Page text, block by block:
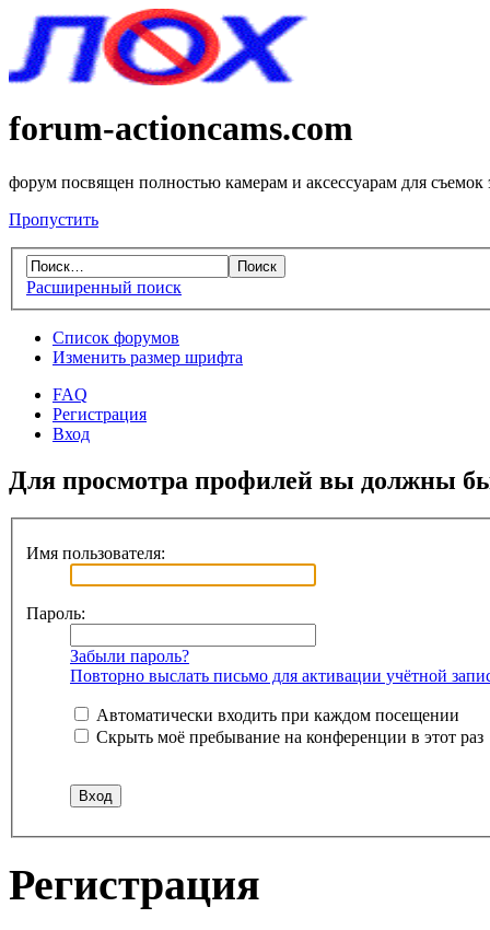
forum-actioncams.com
форум посвящен полностью камерам и аксессуарам для съемок
Пропустить
Расширенный поиск
Список форумов
Изменить размер шрифта
FAQ
Регистрация
Вход
Для просмотра профилей вы должны
Имя пользователя:
Пароль:
Забыли пароль?
Повторно выслать письмо для активации учётной
Автоматически входить при каждом посещении
Скрыть моё пребывание на конференции в этот раз
Регистрация